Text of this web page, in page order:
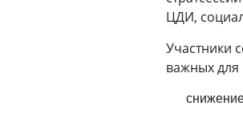
ЦДИ,
Участники
важных